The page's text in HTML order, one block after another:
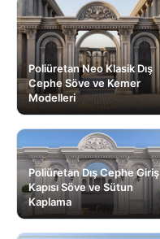
Poliüretan Neo Klasik Dış
Cephe Söve ve Kemer
Modelleri
Poliüretan Dış Cephe Giriş
Kapısı Söve ve Sütun
Kaplama